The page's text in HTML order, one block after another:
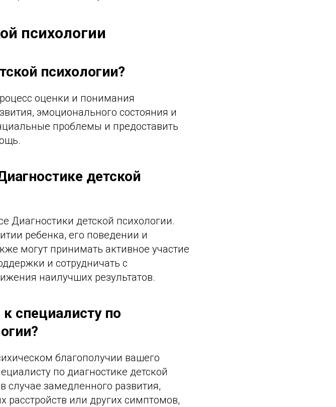
психологии
психологии?
оценки и понимания
эмоционального состояния и
проблемы и предоставить
детской
Диагностики детской психологии.
ребенка, его поведении и
могут принимать активное участие
и сотрудничать с
наилучших результатов.
специалисту по
благополучии вашего
по диагностике детской
случае замедленного развития,
или других симптомов,